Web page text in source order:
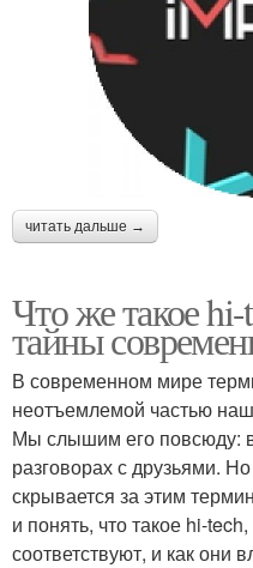
читать дальше →
Что же такое hi-
тайны
В современном мире
неотъемлемой частью
Мы слышим его повсюду:
разговорах с друзьями.
скрывается за этим
и понять, что такое hi-
соответствуют, и как они